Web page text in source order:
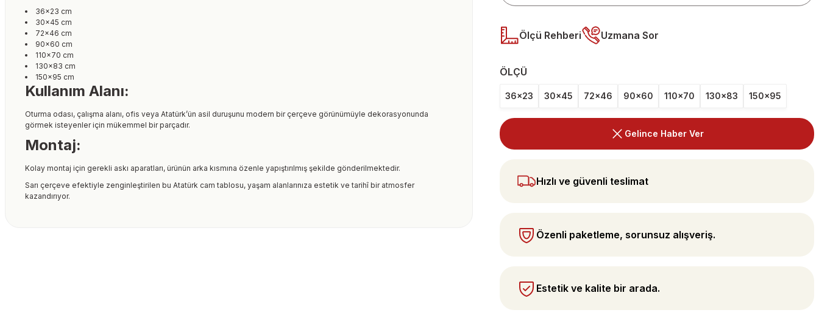
36×23 cm
30×45 cm
72×46 cm
90×60 cm
110×70 cm
130×83 cm
150×95 cm
Kullanım Alanı:
Oturma odası, çalışma alanı, ofis veya Atatürk’ün asil duruşunu modern bir çerçeve görünümüyle dekorasyonunda
görmek isteyenler için mükemmel bir parçadır.
Montaj:
Kolay montaj için gerekli askı aparatları, ürünün arka kısmına özenle yapıştırılmış şekilde gönderilmektedir.
Sarı çerçeve efektiyle zenginleştirilen bu Atatürk cam tablosu, yaşam alanlarınıza estetik ve tarihî bir atmosfer
kazandırıyor.
Ölçü Rehberi Uzmana Sor
ÖLÇÜ
36x23 30x45 72x46 90x60 110x70 130x83 150x95
Gelince Haber Ver
Hızlı ve güvenli teslimat
Özenli paketleme, sorunsuz alışveriş.
Estetik ve kalite bir arada.